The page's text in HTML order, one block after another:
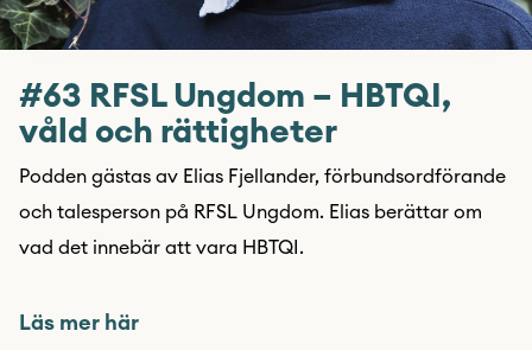
#63 RFSL Ungdom – HBTQI,
våld och rättigheter
Podden gästas av Elias Fjellander, förbundsordförande
och talesperson på RFSL Ungdom. Elias berättar om
vad det innebär att vara HBTQI.
Läs mer här